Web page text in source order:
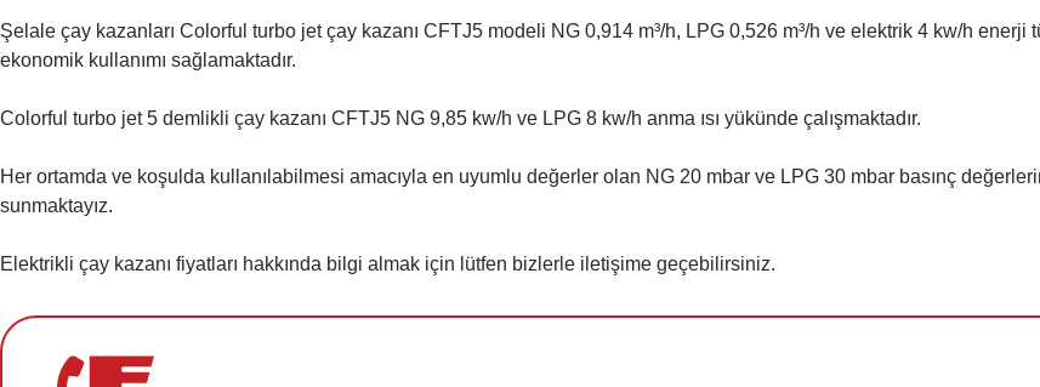
Şelale çay kazanları Colorful turbo jet çay kazanı CFTJ5 modeli NG 0,914 m³/h, LPG 0,526 m³/h ve elektrik 4 kw/h enerji
ekonomik kullanımı sağlamaktadır.
Colorful turbo jet 5 demlikli çay kazanı CFTJ5 NG 9,85 kw/h ve LPG 8 kw/h anma ısı yükünde çalışmaktadır.
Her ortamda ve koşulda kullanılabilmesi amacıyla en uyumlu değerler olan NG 20 mbar ve LPG 30 mbar basınç
sunmaktayız.
Elektrikli çay kazanı fiyatları hakkında bilgi almak için lütfen bizlerle iletişime geçebilirsiniz.